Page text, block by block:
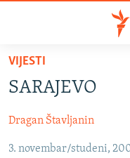
Pređite
glavni
Pređite
na
BOSNA I HERCEGOVINA
SRBIJA
KOSOVO
VIJESTI
SARAJEVO
Dragan Štavljanin
3. novembar/studeni,